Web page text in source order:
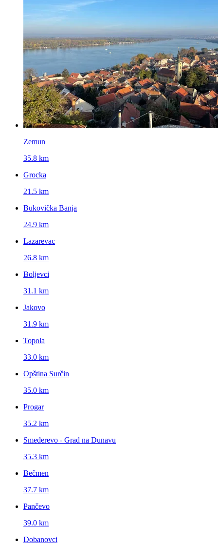
Zemun
35.8 km
Grocka
21.5 km
Bukovička Banja
24.9 km
Lazarevac
26.8 km
Boljevci
31.1 km
Jakovo
31.9 km
Topola
33.0 km
Opština Surčin
35.0 km
Progar
35.2 km
Smederevo - Grad na Dunavu
35.3 km
Bečmen
37.7 km
Pančevo
39.0 km
Dobanovci